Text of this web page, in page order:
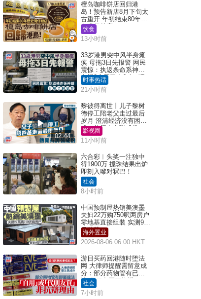
檀岛咖啡饼店回归港
岛！预告新店8月下旬太
古重开 年初结束80年历
史湾仔总店
饮食
13小时前
33岁港男突中风半身瘫
痪 母拖3日先报警 网民
震惊：执返条命系神迹
自爆2个恶习｜Juicy叮
时事热话
21小时前
02:44
黎彼得离世丨儿子黎树
德停工陪老父走过最后
岁月 澄清经济没有困
难：传闻有夸张成份
影视圈
11小时前
六合彩︱头奖一注独中
得1900万 搅珠结果出炉
即刻入嚟对冧巴！
社会
8小时前
中国预制屋热销美澳墨
夫妇22万购750呎两房户
零地基直接组装 实测9个
月激赞
海外置业
2026-08-06 06:00 HKT
游日买药回港随时堕法
网 大律师提醒需留意成
分：部分药物管有已违
法 代朋友买可抗辩？
社会
7小时前